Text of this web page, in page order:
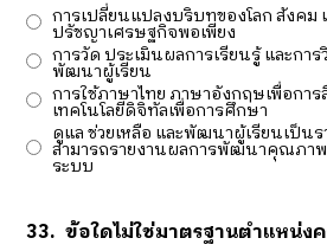
การเปลี่ยนแปลงบริบทของโลก สังคม
ปรัชญาเศรษฐกิจพอเพียง
การวัด ประเมินผลการเรียนรู้ และกา
พัฒนาผู้เรียน
การใช้ภาษาไทย ภาษาอังกฤษเพื่อการ
เทคโนโลยีดิจิทัลเพื่อการศึกษา
ดูแล ช่วยเหลือ และพัฒนาผู้เรียนเป็น
สามารถรายงานผลการพัฒนาคุณภาพ
ระบบ
33. ข้อใดไม่ใช่มาตรฐานตำแหน่ง